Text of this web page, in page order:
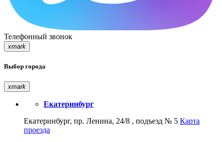
Телефонный звонок
xmark
Выбор города
xmark
Екатеринбург
Екатеринбург, пр. Ленина, 24/8 , подъезд № 5 Карта
проезда